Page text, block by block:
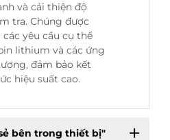
và cải thiện độ
tra. Chúng được
yêu cầu cụ thể
lithium và các ứng
đảm bảo kết
hiệu suất cao.
bên trong thiết bị"